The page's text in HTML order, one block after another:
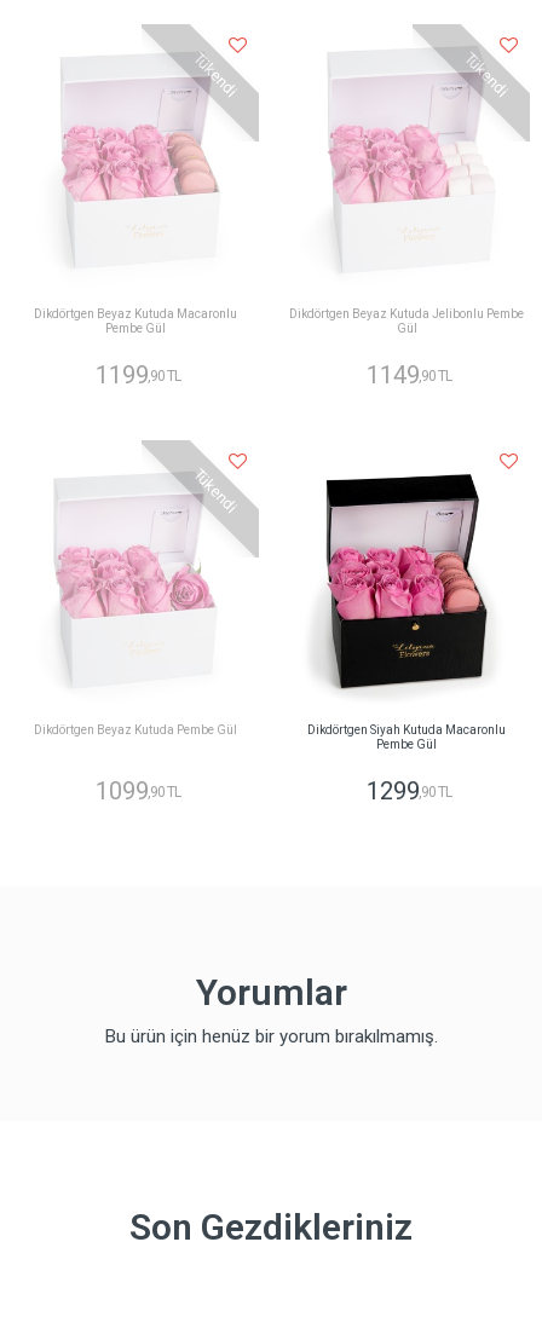
Tükendi
Dikdörtgen Beyaz Kutuda Macaronlu
Pembe Gül
1199,90 TL
Tükendi
Dikdörtgen Beyaz Kutuda Jelibonlu Pembe
Gül
1149,90 TL
Tükendi
Dikdörtgen Beyaz Kutuda Pembe Gül
1099,90 TL
Dikdörtgen Siyah Kutuda Macaronlu
Pembe Gül
1299,90 TL
Yorumlar
Bu ürün için henüz bir yorum bırakılmamış.
Son Gezdikleriniz